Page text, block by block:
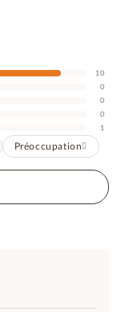
10
0
0
0
1
Préoccupation